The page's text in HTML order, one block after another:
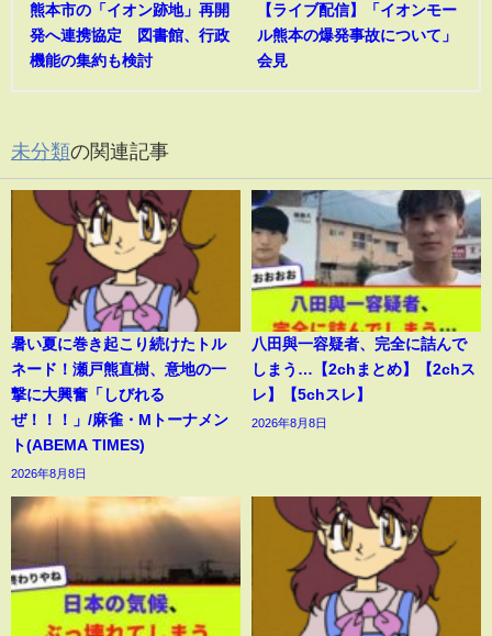
熊本市の「イオン跡地」再開
発へ連携協定 図書館、行政
機能の集約も検討
【ライブ配信】「イオンモー
ル熊本の爆発事故について」
会見
未分類の関連記事
暑い夏に巻き起こり続けたトル
ネード！瀬戸熊直樹、意地の一
撃に大興奮「しびれる
ぜ！！！」/麻雀・Mトーナメン
ト(ABEMA TIMES)
2026年8月8日
八田與一容疑者、完全に詰んで
しまう…【2chまとめ】【2chス
レ】【5chスレ】
2026年8月8日